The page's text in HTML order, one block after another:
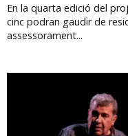
En la quarta edició del
cinc podran gaudir de
assessorament...